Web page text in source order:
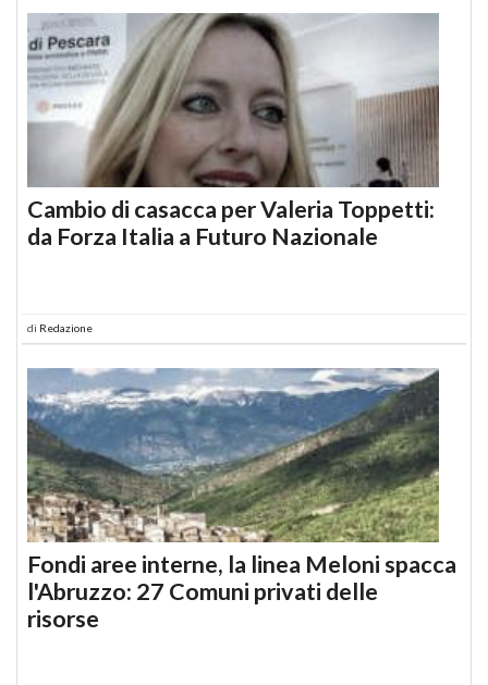
Cambio di casacca per Valeria Toppetti:
da Forza Italia a Futuro Nazionale
di Redazione
Fondi aree interne, la linea Meloni spacca
l'Abruzzo: 27 Comuni privati delle
risorse